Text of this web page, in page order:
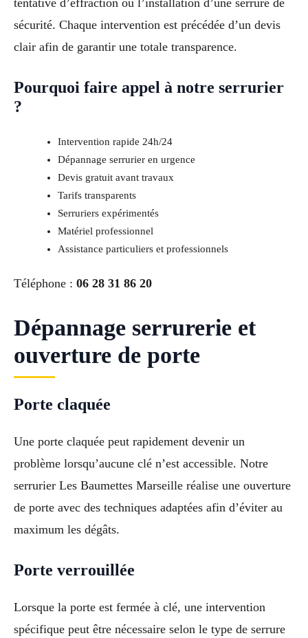
sécurité. Chaque intervention est précédée d’un devis
clair afin de garantir une totale transparence.
Pourquoi faire appel à notre serrurier
?
Intervention rapide 24h/24
Dépannage serrurier en urgence
Devis gratuit avant travaux
Tarifs transparents
Serruriers expérimentés
Matériel professionnel
Assistance particuliers et professionnels
Téléphone : 06 28 31 86 20
Dépannage serrurerie et
ouverture de porte
Porte claquée
Une porte claquée peut rapidement devenir un
problème lorsqu’aucune clé n’est accessible. Notre
serrurier Les Baumettes Marseille réalise une ouverture
de porte avec des techniques adaptées afin d’éviter au
maximum les dégâts.
Porte verrouillée
Lorsque la porte est fermée à clé, une intervention
spécifique peut être nécessaire selon le type de serrure